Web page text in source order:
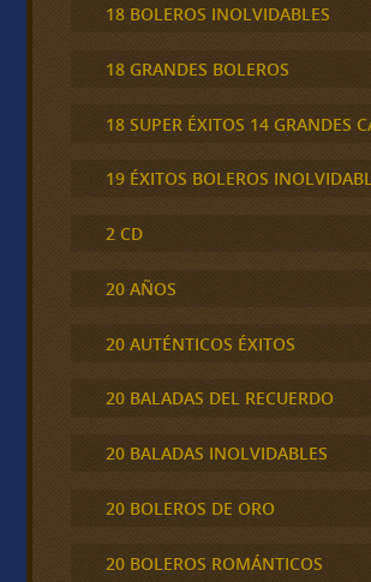
18 BOLEROS INOLVIDABLES
18 GRANDES BOLEROS
18 SUPER ÉXITOS 14 GRANDES
19 ÉXITOS BOLEROS
2 CD
20 AÑOS
20 AUTÉNTICOS ÉXITOS
20 BALADAS DEL RECUERDO
20 BALADAS INOLVIDABLES
20 BOLEROS DE ORO
20 BOLEROS ROMÁNTICOS